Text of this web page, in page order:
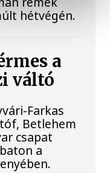
hétvégén.
a
váltó
Farkas
Betlehem
csapat
a